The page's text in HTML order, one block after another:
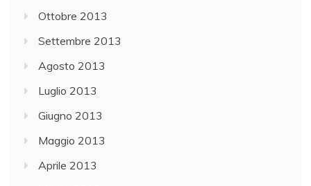
Ottobre 2013
Settembre 2013
Agosto 2013
Luglio 2013
Giugno 2013
Maggio 2013
Aprile 2013